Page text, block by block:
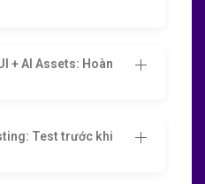
+ AI Assets: Hoàn
Test trước khi